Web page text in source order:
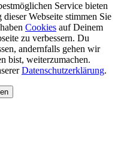
Service bieten
Webseite stimmen Sie
Cookies auf Deinem
zu verbessern. Du
andernfalls gehen wir
bist, weiterzumachen.
Datenschutzerklärung.